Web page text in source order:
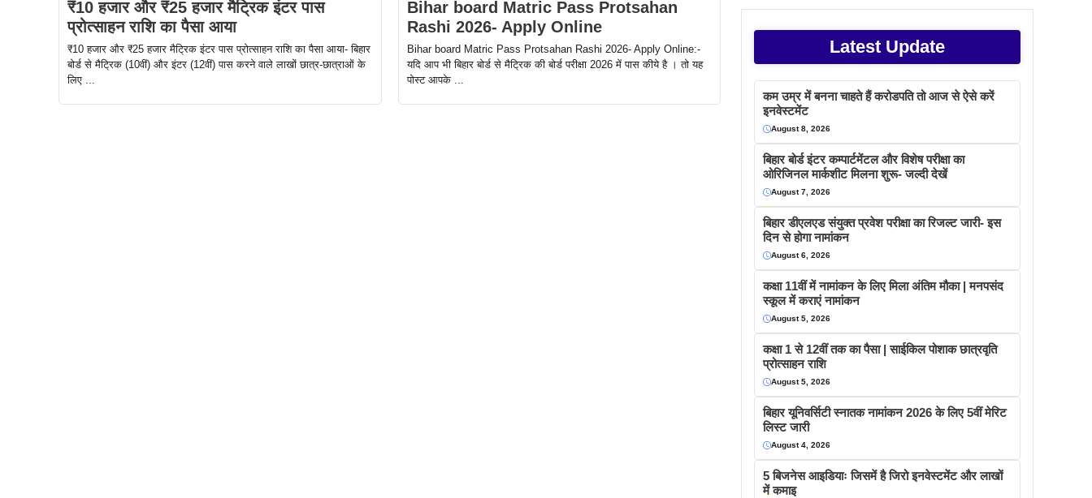
₹10 हजार और ₹25 हजार मैट्रिक इंटर पास
प्रोत्साहन राशि का पैसा आया
₹10 हजार और ₹25 हजार मैट्रिक इंटर पास प्रोत्साहन राशि का पैसा आया- बिहार
बोर्ड से मैट्रिक (10वीं) और इंटर (12वीं) पास करने वाले लाखों छात्र-छात्राओं के
लिए ...
Bihar board Matric Pass Protsahan
Rashi 2026- Apply Online
Bihar board Matric Pass Protsahan Rashi 2026- Apply Online:-
यदि आप भी बिहार बोर्ड से मैट्रिक की बोर्ड परीक्षा 2026 में पास कीये है । तो यह
पोस्ट आपके ...
Latest Update
कम उम्र में बनना चाहते हैं करोडपति तो आज से ऐसे करें
इनवेस्टमेंट
August 8, 2026
बिहार बोर्ड इंटर कम्पार्टमेंटल और विशेष परीक्षा का
ओरिजिनल मार्कशीट मिलना शुरू- जल्दी देखें
August 7, 2026
बिहार डीएलएड संयुक्त प्रवेश परीक्षा का रिजल्ट जारी- इस
दिन से होगा नामांकन
August 6, 2026
कक्षा 11वीं में नामांकन के लिए मिला अंतिम मौका | मनपसंद
स्कूल में कराएं नामांकन
August 5, 2026
कक्षा 1 से 12वीं तक का पैसा | साईकिल पोशाक छात्रवृति
प्रोत्साहन राशि
August 5, 2026
बिहार यूनिवर्सिटी स्नातक नामांकन 2026 के लिए 5वीं मेरिट
लिस्ट जारी
August 4, 2026
5 बिजनेस आइडियाः जिसमें है जिरो इनवेस्टमेंट और लाखों
में कमाइ